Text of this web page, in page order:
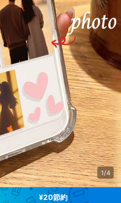
1/4
¥20節約